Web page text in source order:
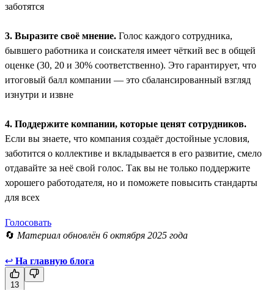
заботятся
3. Выразите своё мнение. Голос каждого сотрудника,
бывшего работника и соискателя имеет чёткий вес в общей
оценке (30, 20 и 30% соответственно). Это гарантирует, что
итоговый балл компании — это сбалансированный взгляд
изнутри и извне
4. Поддержите компании, которые ценят сотрудников.
Если вы знаете, что компания создаёт достойные условия,
заботится о коллективе и вкладывается в его развитие, смело
отдавайте за неё свой голос. Так вы не только поддержите
хорошего работодателя, но и поможете повысить стандарты
для всех
Голосовать
🔄 Материал обновлён 6 октября 2025 года
↩ На главную блога
13